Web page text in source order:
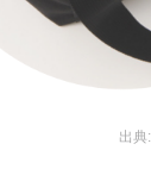
出典: